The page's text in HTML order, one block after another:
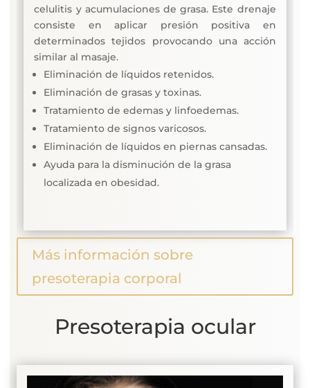
celulitis y acumulaciones de grasa. Este drenaje
consiste en aplicar presión positiva en
determinados tejidos provocando una acción
similar al masaje.
Eliminación de líquidos retenidos.
Eliminación de grasas y toxinas.
Tratamiento de edemas y linfoedemas.
Tratamiento de signos varicosos.
Eliminación de líquidos en piernas cansadas.
Ayuda para la disminución de la grasa
localizada en obesidad.
Más información sobre
presoterapia corporal
Presoterapia ocular